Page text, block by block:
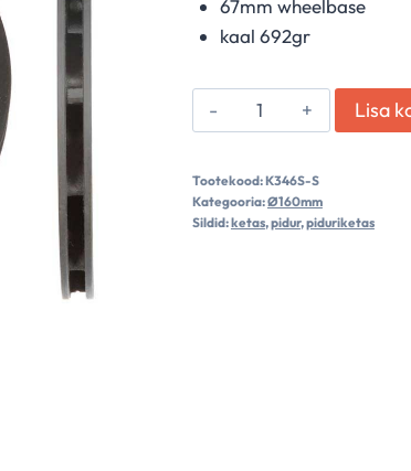
67mm wheelbase
kaal 692gr
Piduriketas,
esimene
(soontega)
kogus
Lisa
Tootekood:K346S-S
Kategooria:Ø160mm
Sildid:ketas,pidur,piduriketas